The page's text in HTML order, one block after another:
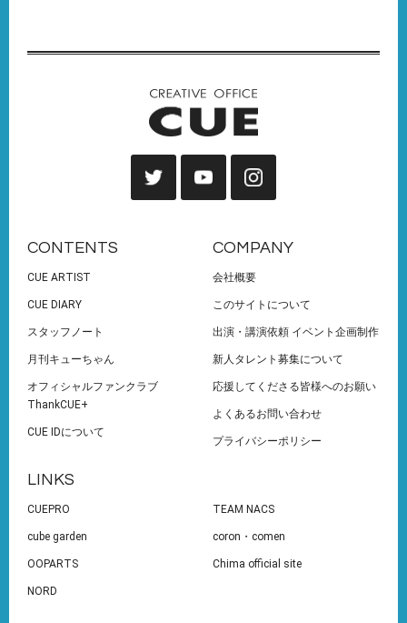
CONTENTS
CUE ARTIST
CUE DIARY
スタッフノート
月刊キューちゃん
オフィシャルファンクラブ
ThankCUE+
CUE IDについて
COMPANY
会社概要
このサイトについて
出演・講演依頼 イベント企画制作
新人タレント募集について
応援してくださる皆様へのお願い
よくあるお問い合わせ
プライバシーポリシー
LINKS
CUEPRO TEAM NACS
cube garden coron・comen
OOPARTS Chima official site
NORD